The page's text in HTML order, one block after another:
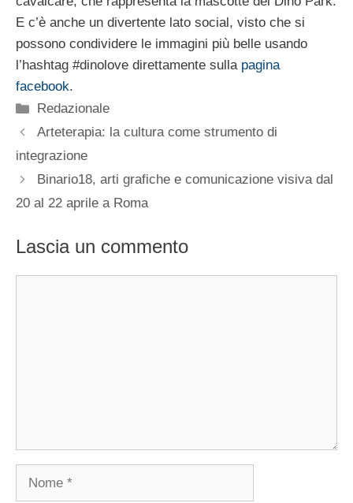
E c’è anche un divertente lato social, visto che si
possono condividere le immagini più belle usando
l’hashtag #dinolove direttamente sulla pagina
facebook.
Categorie
Redazionale
Arteterapia: la cultura come strumento di
integrazione
Binario18, arti grafiche e comunicazione visiva dal
20 al 22 aprile a Roma
Lascia un commento
Nome